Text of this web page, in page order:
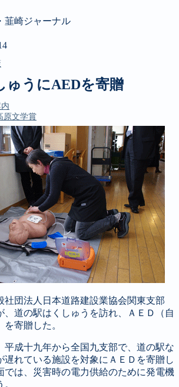
韮崎ジャーナル
原文学賞
内
原文学賞
ゅうにAEDを寄贈
社団法人日本道路建設業協会関東支部
、道の駅はくしゅうを訪れ、ＡＥＤ（自
寄贈した。
平成十九年から全国九支部で、道の駅な
遅れている施設を対象にＡＥＤを寄贈し
では、災害時の電力供給のために発電機